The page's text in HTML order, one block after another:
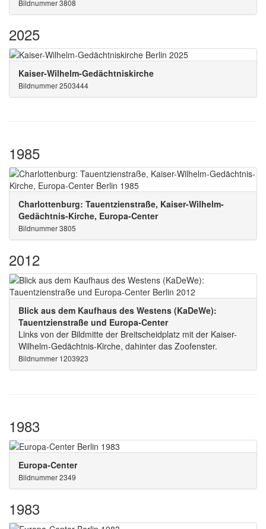
Bildnummer 3808
2025
Kaiser-Wilhelm-Gedächtniskirche
Bildnummer 2503444
1985
Charlottenburg: Tauentzienstraße, Kaiser-Wilhelm-
Gedächtnis-Kirche, Europa-Center
Bildnummer 3805
2012
Blick aus dem Kaufhaus des Westens (KaDeWe):
Tauentzienstraße und Europa-Center
Links von der Bildmitte der Breitscheidplatz mit der Kaiser-
Wilhelm-Gedächtnis-Kirche, dahinter das Zoofenster.
Bildnummer 1203923
1983
Europa-Center
Bildnummer 2349
1983